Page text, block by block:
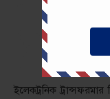
ইলেকট্রনিক